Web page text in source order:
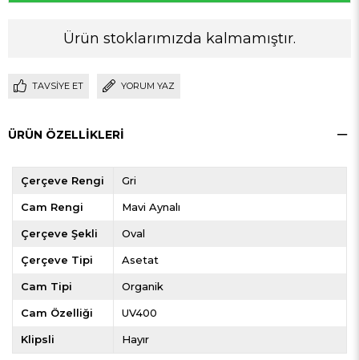
Ürün stoklarımızda kalmamıştır.
TAVSIYE ET YORUM YAZ
ÜRÜN ÖZELLIKLERI
Çerçeve Rengi Gri
Cam Rengi Mavi Aynalı
Çerçeve Şekli Oval
Çerçeve Tipi Asetat
Cam Tipi Organik
Cam Özelliği UV400
Klipsli Hayır